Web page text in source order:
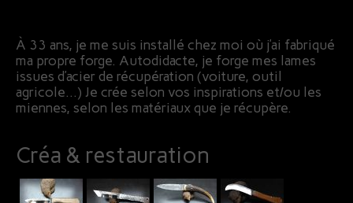
À 33 ans, je me suis installé chez moi où j’ai fabriqué
ma propre forge. Autodidacte, je forge mes lames
issues d’acier de récupération (voiture, outil
agricole…) Je crée selon vos inspirations et/ou les
miennes, selon les matériaux que je récupère.
Créa & restauration